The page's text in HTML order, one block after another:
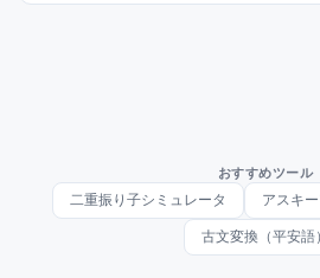
おすすめツール
二重振り子シミュレータ アスキ
古文変換（平安語）